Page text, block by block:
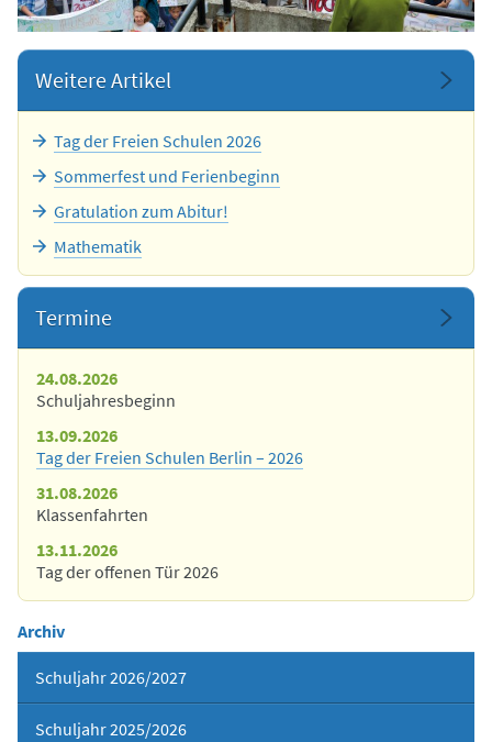
Weitere Artikel
Tag der Freien Schulen 2026
Sommerfest und Ferienbeginn
Gratulation zum Abitur!
Mathematik
Termine
24.08.2026
Schuljahresbeginn
13.09.2026
Tag der Freien Schulen Berlin – 2026
31.08.2026
Klassenfahrten
13.11.2026
Tag der offenen Tür 2026
Archiv
Schuljahr 2026/2027
Schuljahr 2025/2026